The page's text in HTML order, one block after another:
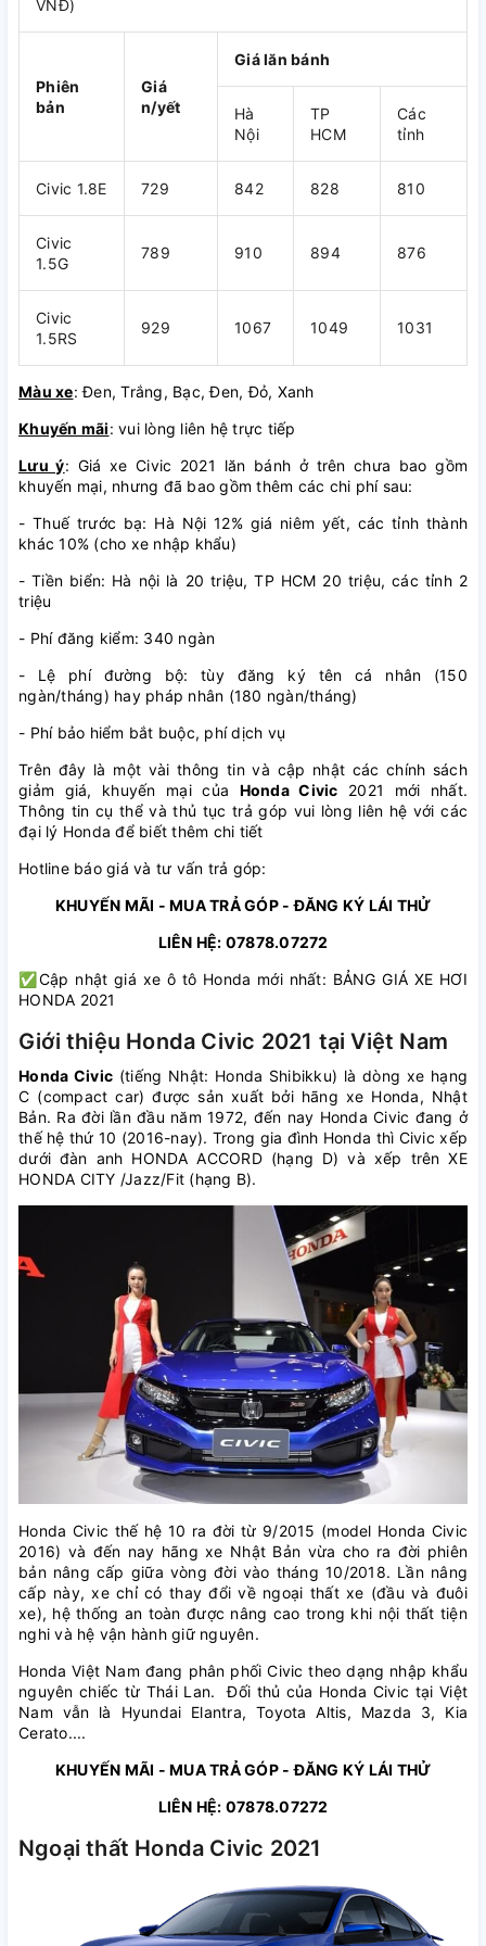
VNĐ)
Phiên
bản
Giá
n/yết
Giá lăn bánh
Hà
Nội
TP
HCM
Các
tỉnh
Civic 1.8E 729 842 828 810
Civic
1.5G
789 910 894 876
Civic
1.5RS
929 1067 1049 1031
Màu xe: Đen, Trắng, Bạc, Đen, Đỏ, Xanh
Khuyến mãi: vui lòng liên hệ trực tiếp
Lưu ý: Giá xe Civic 2021 lăn bánh ở trên chưa bao gồm
khuyến mại, nhưng đã bao gồm thêm các chi phí sau:
- Thuế trước bạ: Hà Nội 12% giá niêm yết, các tỉnh thành
khác 10% (cho xe nhập khẩu)
- Tiền biển: Hà nội là 20 triệu, TP HCM 20 triệu, các tỉnh 2
triệu
- Phí đăng kiểm: 340 ngàn
- Lệ phí đường bộ: tùy đăng ký tên cá nhân (150
ngàn/tháng) hay pháp nhân (180 ngàn/tháng)
- Phí bảo hiểm bắt buộc, phí dịch vụ
Trên đây là một vài thông tin và cập nhật các chính sách
giảm giá, khuyến mại của Honda Civic 2021 mới nhất.
Thông tin cụ thể và thủ tục trả góp vui lòng liên hệ với các
đại lý Honda để biết thêm chi tiết
Hotline báo giá và tư vấn trả góp:
KHUYẾN MÃI - MUA TRẢ GÓP - ĐĂNG KÝ LÁI THỬ
LIÊN HỆ: 07878.07272
✅Cập nhật giá xe ô tô Honda mới nhất: BẢNG GIÁ XE HƠI
HONDA 2021
Giới thiệu Honda Civic 2021 tại Việt Nam
Honda Civic (tiếng Nhật: Honda Shibikku) là dòng xe hạng
C (compact car) được sản xuất bởi hãng xe Honda, Nhật
Bản. Ra đời lần đầu năm 1972, đến nay Honda Civic đang ở
thế hệ thứ 10 (2016-nay). Trong gia đình Honda thì Civic xếp
dưới đàn anh HONDA ACCORD (hạng D) và xếp trên XE
HONDA CITY /Jazz/Fit (hạng B).
Honda Civic thế hệ 10 ra đời từ 9/2015 (model Honda Civic
2016) và đến nay hãng xe Nhật Bản vừa cho ra đời phiên
bản nâng cấp giữa vòng đời vào tháng 10/2018. Lần nâng
cấp này, xe chỉ có thay đổi về ngoại thất xe (đầu và đuôi
xe), hệ thống an toàn được nâng cao trong khi nội thất tiện
nghi và hệ vận hành giữ nguyên.
Honda Việt Nam đang phân phối Civic theo dạng nhập khẩu
nguyên chiếc từ Thái Lan. Đối thủ của Honda Civic tại Việt
Nam vẫn là Hyundai Elantra, Toyota Altis, Mazda 3, Kia
Cerato....
KHUYẾN MÃI - MUA TRẢ GÓP - ĐĂNG KÝ LÁI THỬ
LIÊN HỆ: 07878.07272
Ngoại thất Honda Civic 2021